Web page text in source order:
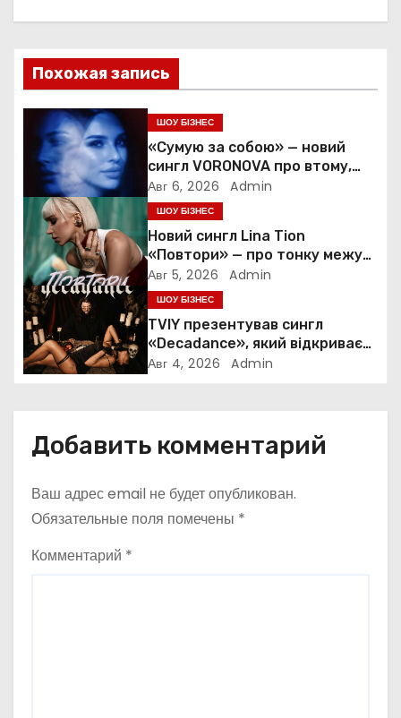
а
ц
и
я
п
о
з
а
п
и
я
Похожая запись
ШОУ БІЗНЕС
«Сумую за собою» — новий
сингл VORONOVA про втому,
силу та повернення до себе
Авг 6, 2026 Admin
ШОУ БІЗНЕС
Новий сингл Lina Tion
«Повтори» — про тонку межу
між коханням, залежністю та
нав’язливою прив’язаністю
Авг 5, 2026 Admin
ШОУ БІЗНЕС
TVIY презентував сингл
«Decadance», який відкриває
нову сторінку українського
Авг 4, 2026 Admin
Добавить комментарий
Ваш адрес email не будет опубликован.
Обязательные поля помечены *
Комментарий *